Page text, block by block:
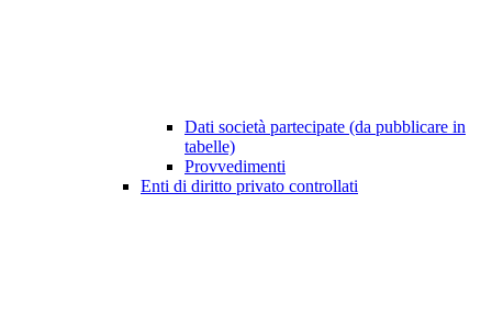
Dati società partecipate (da pubblicare in
tabelle)
Provvedimenti
Enti di diritto privato controllati